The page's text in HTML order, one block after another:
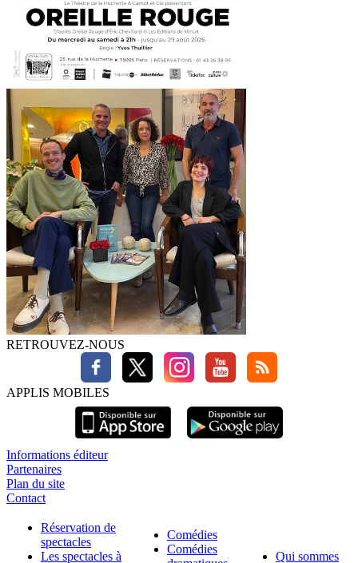
RETROUVEZ-NOUS
APPLIS MOBILES
Informations éditeur
Partenaires
Plan du site
Contact
Réservation de
spectacles
Les spectacles à
Comédies
Comédies
Qui sommes